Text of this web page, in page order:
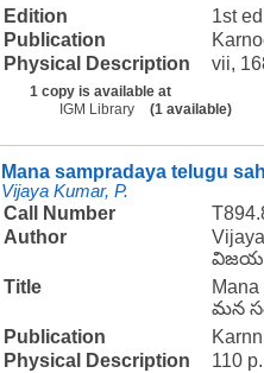
Edition
1st
Publication
Physical Description
vii,
1 copy is available at
IGM Library
(1 available)
Mana sampradaya telugu
Vijaya Kumar, P.
Call Number
Author
విజయ
Title
మన
Publication
Physical Description
110 p.